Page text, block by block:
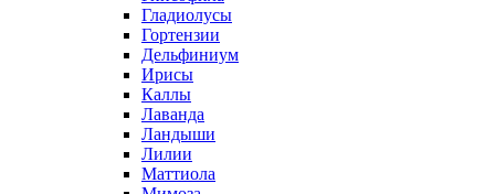
Гладиолусы
Гортензии
Дельфиниум
Ирисы
Каллы
Лаванда
Ландыши
Лилии
Маттиола